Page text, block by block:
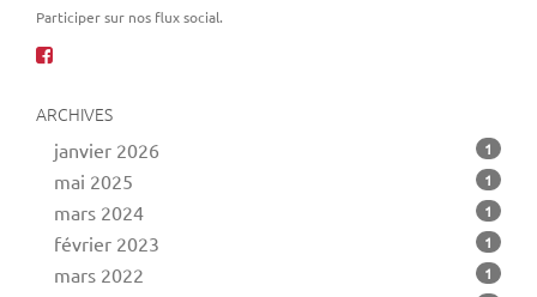
Participer sur nos flux social.
ARCHIVES
janvier 2026
1
mai 2025 1
mars 2024 1
février 2023 1
mars 2022 1